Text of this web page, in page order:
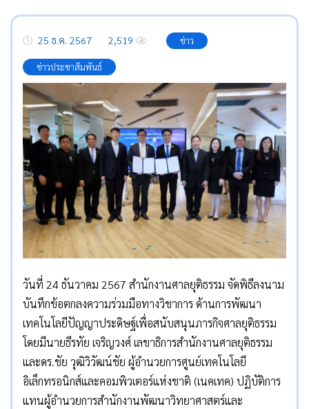
25 ธ.ค. 2567 2,519 ข่าว
ข่าวประชาสัมพันธ์
วันที่ 24 ธันวาคม 2567 สำนักงานศาลยุติธรรม จัดพิธีลงนาม
บันทึกข้อตกลงความร่วมมือทางวิชาการ ด้านการพัฒนา
เทคโนโลยีปัญญาประดิษฐ์เพื่อสนับสนุนภารกิจศาลยุติธรรม
โดยมีนายธีรทัย เจริญวงศ์ เลขาธิการสำนักงานศาลยุติธรรม
และดร.ชัย วุฒิวิวัฒน์ชัย ผู้อำนวยการศูนย์เทคโนโลยี
อิเล็กทรอนิกส์และคอมพิวเตอร์แห่งชาติ (เนคเทค) ปฏิบัติการ
แทนผู้อำนวยการสำนักงานพัฒนาวิทยาศาสตร์และ